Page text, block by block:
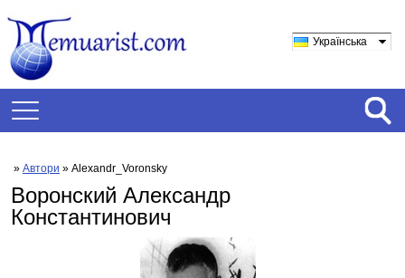
Українська
» Автори » Alexandr_Voronsky
Воронский Александр
Константинович